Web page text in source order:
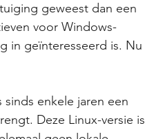
geweest dan een
voor Windows-
in geïnteresseerd is. Nu
enkele jaren een
Deze Linux-versie is